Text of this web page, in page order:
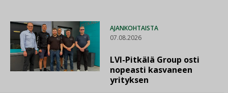
AJANKOHTAISTA
07.08.2026
LVI-Pitkälä Group osti
nopeasti kasvaneen
yrityksen